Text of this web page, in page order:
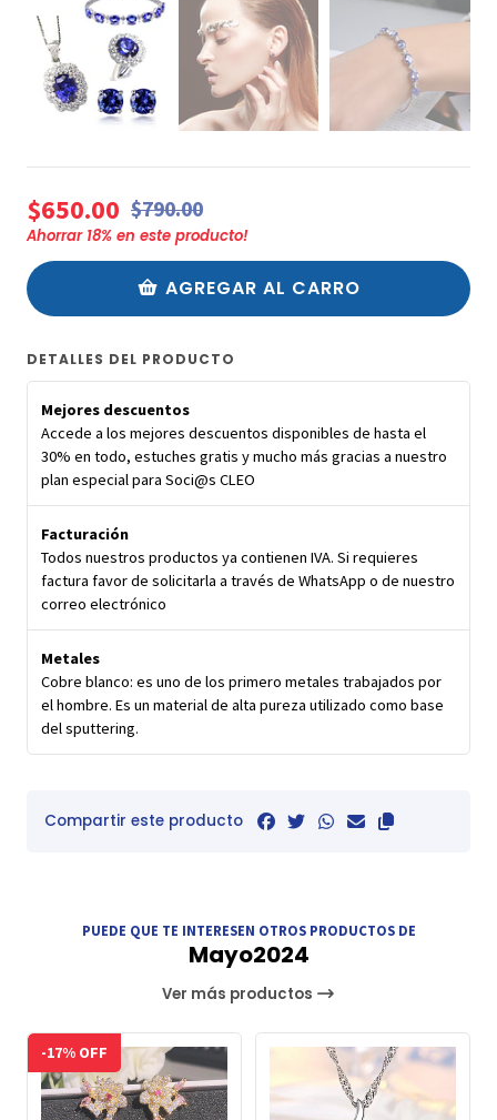
$650.00 $790.00
Ahorrar 18% en este producto!
AGREGAR AL CARRO
DETALLES DEL PRODUCTO
Mejores descuentos
Accede a los mejores descuentos disponibles de hasta el
30% en todo, estuches gratis y mucho más gracias a nuestro
plan especial para Soci@s CLEO
Facturación
Todos nuestros productos ya contienen IVA. Si requieres
factura favor de solicitarla a través de WhatsApp o de nuestro
correo electrónico
Metales
Cobre blanco: es uno de los primero metales trabajados por
el hombre. Es un material de alta pureza utilizado como base
del sputtering.
Compartir este producto
PUEDE QUE TE INTERESEN OTROS PRODUCTOS DE
Mayo2024
Ver más productos
-17% OFF